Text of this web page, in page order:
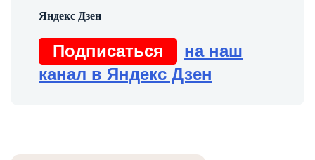
Подписаться
на наш
канал в Яндекс Дзен